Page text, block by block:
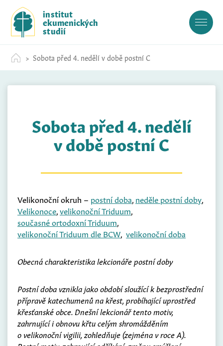
c
institut
ekumenických
studií
Sobota před 4. nedělí v době postní C
Sobota před 4. nedělí
v době postní C
Velikonoční okruh – postní doba, neděle postní doby,
Velikonoce,velikonoční Triduum,
současné ortodoxní Triduum,
velikonoční Triduum dle BCW, velikonoční doba
Obecná charakteristika lekcionáře postní doby
Postní doba vznikla jako období sloužící k bezprostřední
přípravě katechumenů na křest, probíhající uprostřed
křesťanské obce. Dnešní lekcionář tento motiv,
zahrnující i obnovu křtu celým shromážděním
o velikonoční vigilii, zohledňuje (zejména v roce A).